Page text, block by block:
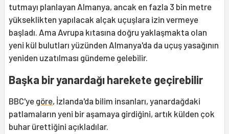
tutmayı planlayan Almanya, ancak en fazla 3 bin metre
yükseklikten yapılacak alçak uçuşlara izin vermeye
başladı. Ama Avrupa kıtasına doğru yaklaşmakta olan
yeni kül bulutları yüzünden Almanya'da da uçuş yasağının
yeniden uzatılması gündeme gelebilir.
Başka bir yanardağı harekete geçirebilir
BBC'ye göre, İzlanda'da bilim insanları, yanardağdaki
patlamaların yeni bir aşamaya girdiğini, artık külden çok
buhar ürettiğini açıkladılar.